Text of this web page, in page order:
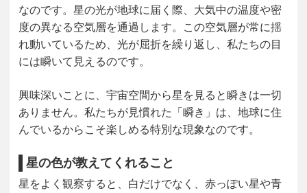
なのです。星の光が地球に届く際、大気中の温度や密
度の異なる空気層を通過します。この空気層が常に揺
れ動いているため、光が屈折を繰り返し、私たちの目
には瞬いて見えるのです。
興味深いことに、宇宙空間から星を見ると瞬きは一切
ありません。私たちが見慣れた「瞬き」は、地球に住
んでいるからこそ楽しめる特別な現象なのです。
星の色が教えてくれること
星をよく観察すると、白だけでなく、赤っぽい星や青